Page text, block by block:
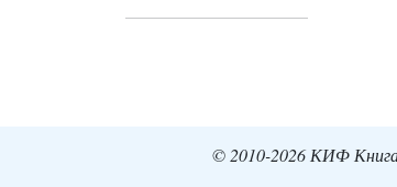
© 2010-2026 КИФ